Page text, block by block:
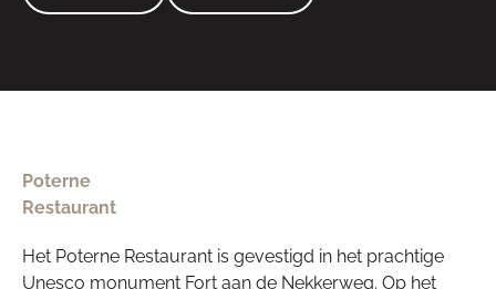
Poterne
Restaurant
Het Poterne Restaurant is gevestigd in het prachtige
Unesco monument Fort aan de Nekkerweg. Op het